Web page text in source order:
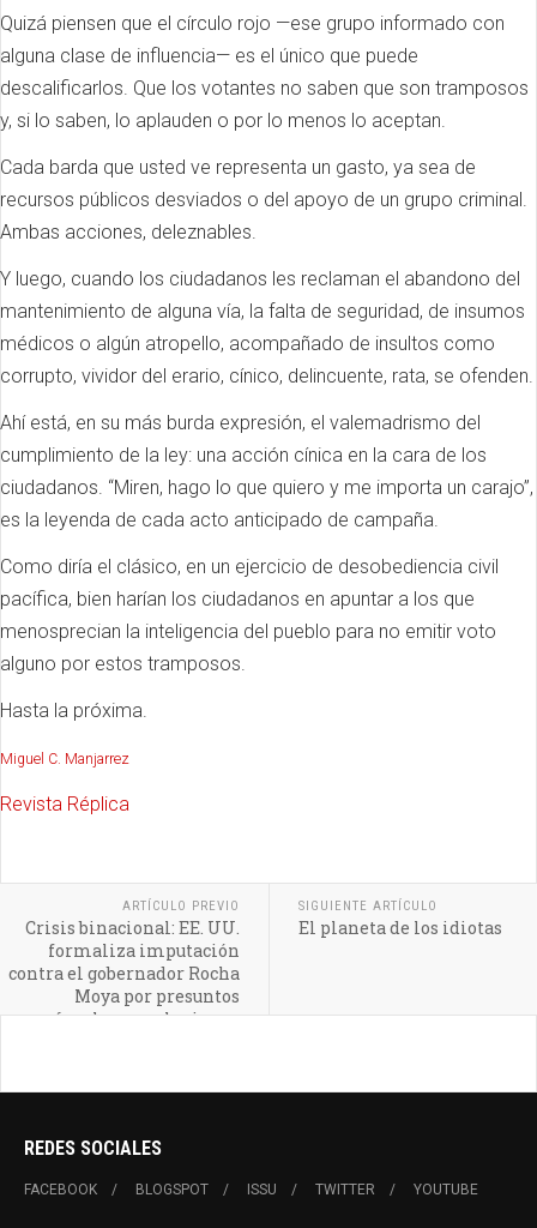
Quizá piensen que el círculo rojo —ese grupo informado con
alguna clase de influencia— es el único que puede
descalificarlos. Que los votantes no saben que son tramposos
y, si lo saben, lo aplauden o por lo menos lo aceptan.
Cada barda que usted ve representa un gasto, ya sea de
recursos públicos desviados o del apoyo de un grupo criminal.
Ambas acciones, deleznables.
Y luego, cuando los ciudadanos les reclaman el abandono del
mantenimiento de alguna vía, la falta de seguridad, de insumos
médicos o algún atropello, acompañado de insultos como
corrupto, vividor del erario, cínico, delincuente, rata, se ofenden.
Ahí está, en su más burda expresión, el valemadrismo del
cumplimiento de la ley: una acción cínica en la cara de los
ciudadanos. “Miren, hago lo que quiero y me importa un carajo”,
es la leyenda de cada acto anticipado de campaña.
Como diría el clásico, en un ejercicio de desobediencia civil
pacífica, bien harían los ciudadanos en apuntar a los que
menosprecian la inteligencia del pueblo para no emitir voto
alguno por estos tramposos.
Hasta la próxima.
Miguel C. Manjarrez
Revista Réplica
ARTÍCULO PREVIO
Crisis binacional: EE. UU.
formaliza imputación
contra el gobernador Rocha
Moya por presuntos
vínculos con el crimen
SIGUIENTE ARTÍCULO
El planeta de los idiotas
REDES SOCIALES
FACEBOOK BLOGSPOT ISSU TWITTER YOUTUBE